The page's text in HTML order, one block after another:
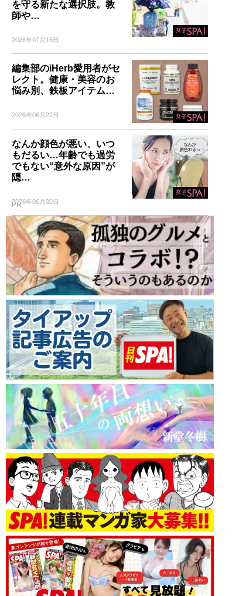
を守る新たな選択肢。教
師や…
2026年07月16日
編集部のiHerb愛用者がセ
レクト。健康・美容のお
悩み別、鉄板アイテム…
2026年06月22日
なんか顔色が悪い、いつ
もだるい…年齢でも過労
でもない“意外な原因”が
隠…
2026年06月30日
PR